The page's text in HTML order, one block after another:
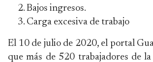
Bajos ingresos.
Carga excesiva de trabajo
El 10 de julio de 2020, el portal
que más de 520 trabajadores de